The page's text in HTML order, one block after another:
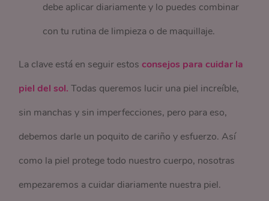
debe aplicar diariamente y lo puedes combinar
con tu rutina de limpieza o de maquillaje.
La clave está en seguir estosconsejos para cuidar la
piel del sol. Todas queremos lucir una piel increíble,
sin manchas y sin imperfecciones, pero para eso,
debemos darle un poquito de cariño y esfuerzo. Así
como la piel protege todo nuestro cuerpo, nosotras
empezaremos a cuidar diariamente nuestra piel.